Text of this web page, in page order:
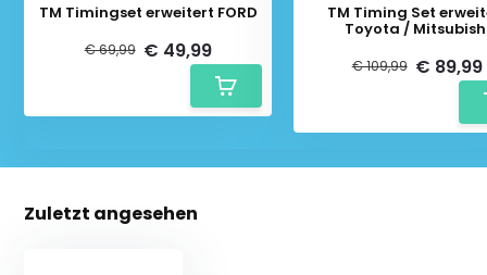
TM Timingset erweitert FORD
€ 69,99 € 49,99
TM Timing Set
Toyota /
€ 109,99 € 89,99
Zuletzt angesehen